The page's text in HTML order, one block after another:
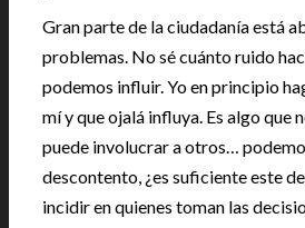
Gran parte de la ciudadanía está
problemas. No sé cuánto ruido
podemos influir. Yo en principio
mí y que ojalá influya. Es algo que
puede involucrar a otros…
descontento, ¿es suficiente este
incidir en quienes toman las